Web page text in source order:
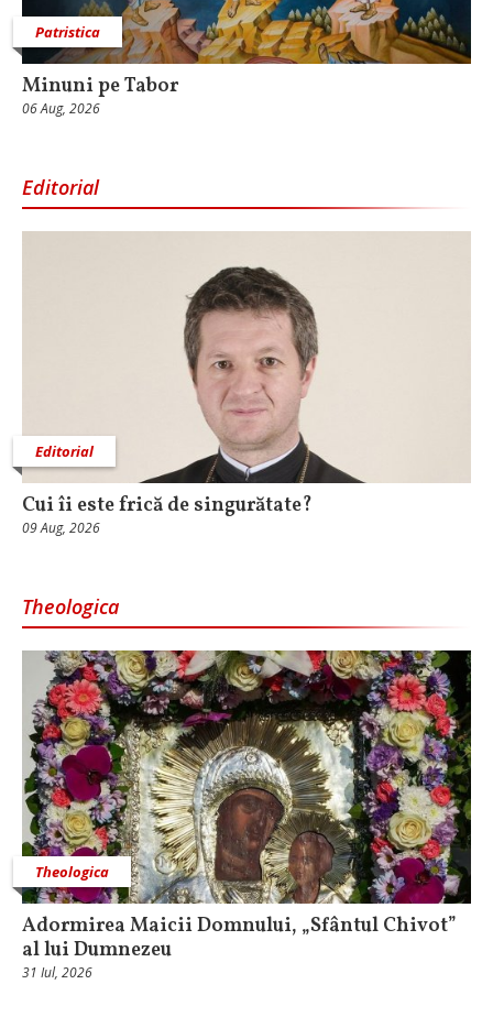
Patristica
Minuni pe Tabor
06 Aug, 2026
Editorial
Editorial
Cui îi este frică de singurătate?
09 Aug, 2026
Theologica
Theologica
Adormirea Maicii Domnului, „Sfântul Chivot”
al lui Dumnezeu
31 Iul, 2026